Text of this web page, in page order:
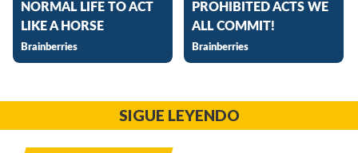
SIGUE LEYENDO